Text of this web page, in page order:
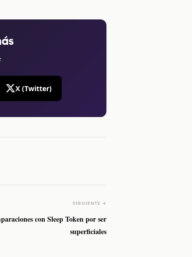
X (Twitter)
SIGUIENTE →
con Sleep Token por ser
superficiales